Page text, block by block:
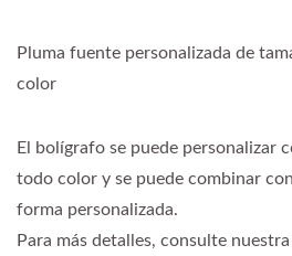
Pluma fuente personalizada de
color
El bolígrafo se puede personalizar
todo color y se puede combinar
forma personalizada.
Para más detalles, consulte